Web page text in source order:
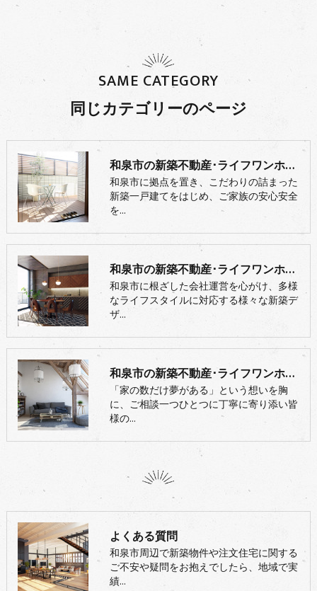
同じカテゴリーのページ
SAME CATEGORY
和泉市の新築不動産･ライフワンホームの口コミ情報
和泉市に拠点を置き、こだわりの詰まった
新築一戸建てをはじめ、ご家族の安心安全
を…
和泉市の新築不動産･ライフワンホームの評判
和泉市に根ざした会社運営を心がけ、多様
なライフスタイルに対応する様々な新築デ
ザ…
和泉市の新築不動産･ライフワンホームのお客様の声
「家の数だけ夢がある」という想いを胸
に、ご相談一つひとつに丁寧に寄り添い皆
様の…
よくある質問
和泉市周辺で新築物件や注文住宅に関する
ご不安や疑問をお抱えでしたら、地域で実
績…